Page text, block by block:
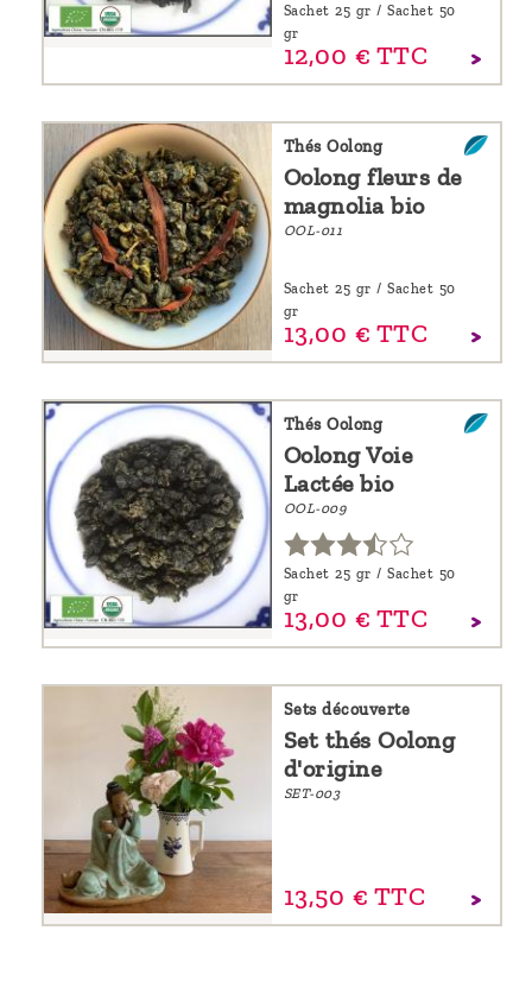
Sachet 25 gr / Sachet 50
gr
12,00 € TTC
Thés Oolong
Oolong fleurs de
magnolia bio
OOL-011
Sachet 25 gr / Sachet 50
gr
13,00 € TTC
Thés Oolong
Oolong Voie
Lactée bio
OOL-009
Sachet 25 gr / Sachet 50
gr
13,00 € TTC
Sets découverte
Set thés Oolong
d'origine
SET-003
13,50 € TTC